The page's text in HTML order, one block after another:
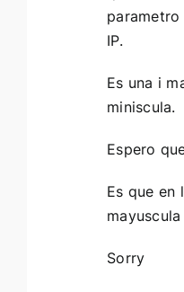
IP.
Es una i
miniscula.
Espero
Es que en
Sorry